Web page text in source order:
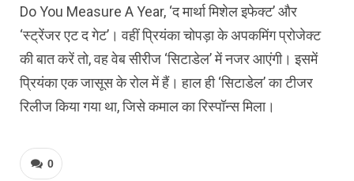
Do You Measure A Year, ‘द मार्था मिशेल इफेक्ट’ और
‘स्ट्रेंजर एट द गेट’। वहीं प्रियंका चोपड़ा के अपकमिंग प्रोजेक्ट
की बात करें तो, वह वेब सीरीज ‘सिटाडेल’ में नजर आएंगी। इसमें
प्रियंका एक जासूस के रोल में हैं। हाल ही ‘सिटाडेल’ का टीजर
रिलीज किया गया था, जिसे कमाल का रिस्पॉन्स मिला।
0